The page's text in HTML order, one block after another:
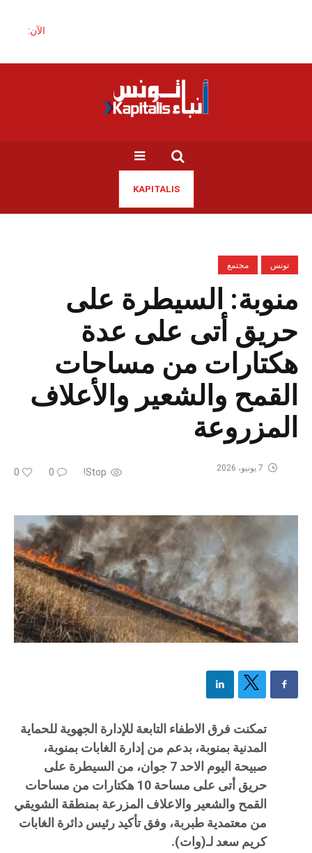
الآن:
KAPITALIS
تونس مجتمع
منوبة: السيطرة على
حريق أتى على عدة
هكتارات من مساحات
القمح والشعير والأعلاف
المزروعة
Stop!
0
0 7 يونيو، 2026
تمكنت فرق الاطفاء التابعة للإدارة الجهوية للحماية
المدنية بمنوبة، بدعم من إدارة الغابات بمنوبة،
صبيحة اليوم الاحد 7 جوان، من السيطرة على
حريق أتى على مساحة 10 هكتارات من مساحات
القمح والشعير والاعلاف المزرعة بمنطقة الشويقي
من معتمدية طبربة، وفق تأكيد رئيس دائرة الغابات
كريم سعد لـ(وات).